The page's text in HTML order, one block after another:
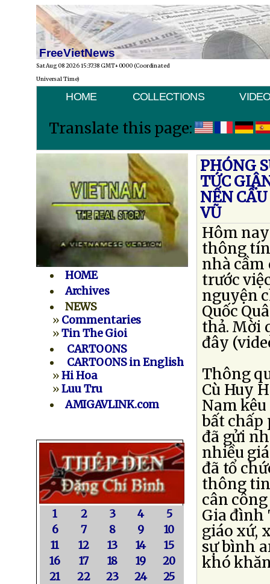
FreeVietNews
Sat Aug 08 2026 15:37:38 GMT+0000 (Coordinated
Universal Time)
HOME COLLECTIONS
Translate this page:
HOME
Archives
NEWS
» Commentaries
»Tin The Gioi
CARTOONS
CARTOONS in English
»Hi Hoa
»Luu Tru
AMIGAVLINK.com
1 2 3 4
5
6
7 8 9
10
11
12 13 14
15
16
17 18 19
20
21
22 23 24
25
PHÓNG
TỨC
NẾN
VŨ
Hôm
thông
nhà cầm
trước
nguyện
Quốc
thả. Mời
đây
Thông
Cù Huy
Nam
bất
đã gửi
nhiều
đã tổ
thông tin
cân
Gia đình
giáo xứ,
sự bình
khó